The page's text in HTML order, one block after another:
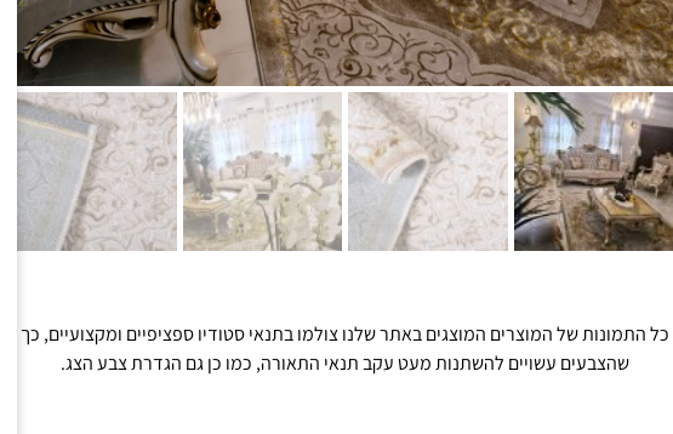
כל התמונות של המוצרים המוצגים באתר שלנו צולמו בתנאי סטודיו ספציפיים ומקצועיים, כך
שהצבעים עשויים להשתנות מעט עקב תנאי התאורה, כמו כן גם הגדרת צבע הצג.